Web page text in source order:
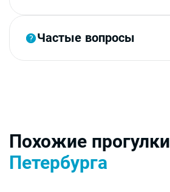
Частые вопросы
Похожие прогулки
Петербурга